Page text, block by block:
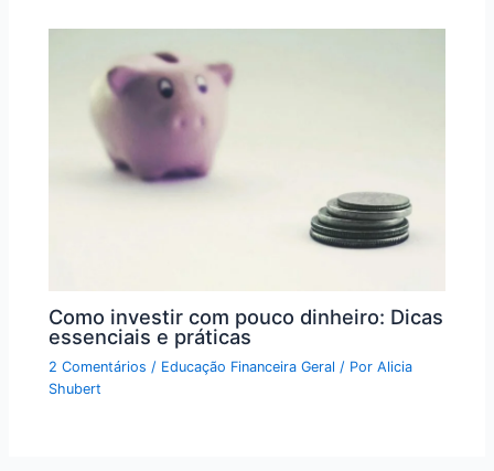
Como investir com pouco dinheiro: Dicas
essenciais e práticas
2 Comentários / Educação Financeira Geral / PorAlicia
Shubert